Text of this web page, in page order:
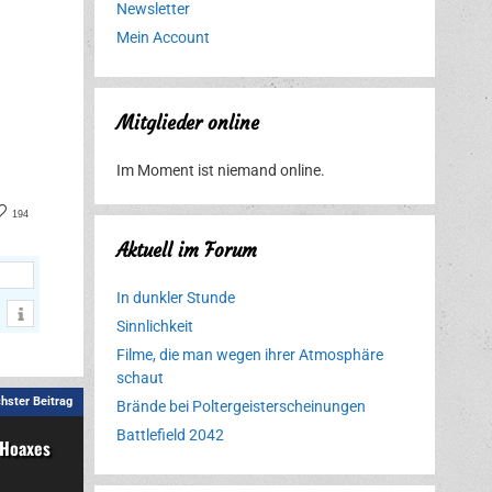
194
Beitrag
Newsletter
Mein Account
Mitglieder online
Im Moment ist niemand online.
Aktuell im Forum
In dunkler Stunde
Sinnlichkeit
Filme, die man wegen ihrer Atmosphäre
schaut
Brände bei Poltergeisterscheinungen
Battlefield 2042